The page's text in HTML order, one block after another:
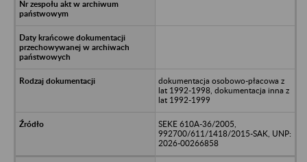
dokumentacja osobowo-płacowa z
lat 1992-1998, dokumentacja inna z
lat 1992-1999
SEKE 610A-36/2005,
992700/611/1418/2015-SAK, UNP:
2026-00266858